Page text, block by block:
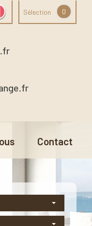
Sélection 0
Contact